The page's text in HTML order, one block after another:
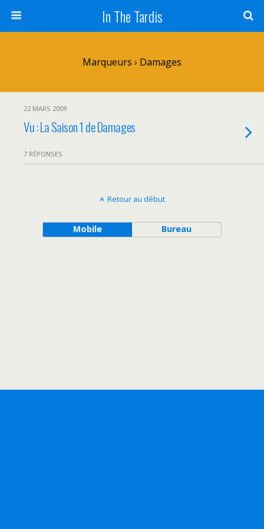
In The Tardis
Marqueurs › Damages
22 MARS 2009
Vu : La Saison 1 de Damages
7 RÉPONSES
Retour au début
Mobile Bureau